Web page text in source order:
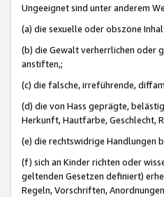
Ungeeignet sind unter anderem
(a) die sexuelle oder obszöne
(b) die Gewalt verherrlichen oder
anstiften,;
(c) die falsche, irreführende,
(d) die von Hass geprägte,
Herkunft, Hautfarbe, Geschlecht,
(e) die rechtswidrige Handlungen
(f) sich an Kinder richten oder
geltenden Gesetzen definiert)
Regeln, Vorschriften,